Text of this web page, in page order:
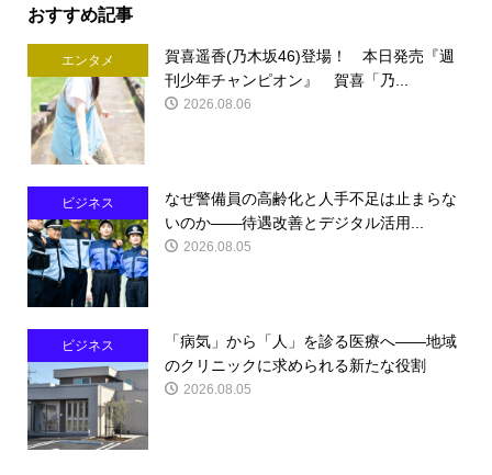
おすすめ記事
エンタメ
賀喜遥香(乃木坂46)登場！ 本日発売『週
刊少年チャンピオン』 賀喜「乃...
2026.08.06
ビジネス
なぜ警備員の高齢化と人手不足は止まらな
いのか――待遇改善とデジタル活用...
2026.08.05
ビジネス
「病気」から「人」を診る医療へ――地域
のクリニックに求められる新たな役割
2026.08.05